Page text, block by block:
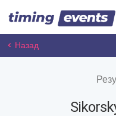
< Назад